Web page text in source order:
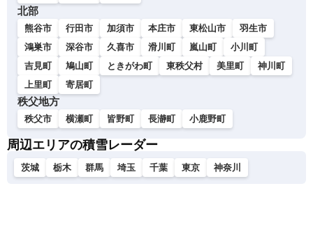
北部
熊谷市 行田市 加須市 本庄市 東松山市
羽生市
鴻巣市
深谷市 久喜市 滑川町 嵐山町
小川町
吉見町
鳩山町 ときがわ町 東秩父村 美里町
神川町
上里町
寄居町
秩父地方
秩父市 横瀬町 皆野町 長瀞町 小鹿野町
周辺エリアの積雪レーダー
茨城 栃木 群馬 埼玉 千葉 東京 神奈川